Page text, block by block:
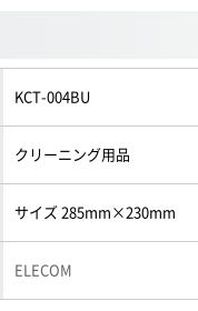
KCT-004BU
クリーニング用品
サイズ 285mm×230mm
ELECOM